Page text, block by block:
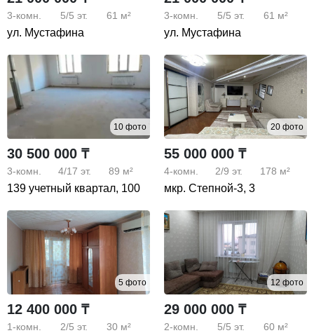
3-комн. 5/5 эт. 61 м²
ул. Мустафина
3-комн. 5/5 эт. 61 м²
ул. Мустафина
10 фото
30 500 000 ₸
3-комн. 4/17 эт. 89 м²
139 учетный квартал, 100
20 фото
55 000 000 ₸
4-комн. 2/9 эт. 178 м²
мкр. Степной-3, 3
5 фото
12 400 000 ₸
1-комн. 2/5 эт. 30 м²
12 фото
29 000 000 ₸
2-комн. 5/5 эт. 60 м²